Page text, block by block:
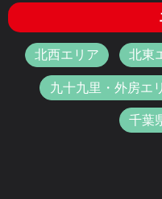
北西エリア 北東
九十九里・外房エ
千葉